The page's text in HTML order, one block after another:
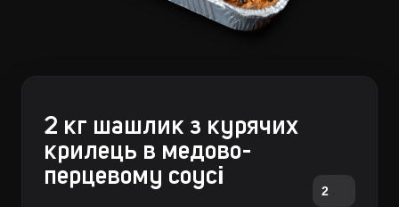
2 кг шашлик з курячих
крилець в медово-
перцевому соусі
2